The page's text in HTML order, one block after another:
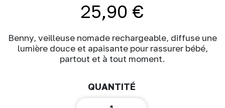
25,90 €
Benny, veilleuse nomade rechargeable, diffuse une
lumière douce et apaisante pour rassurer bébé,
partout et à tout moment.